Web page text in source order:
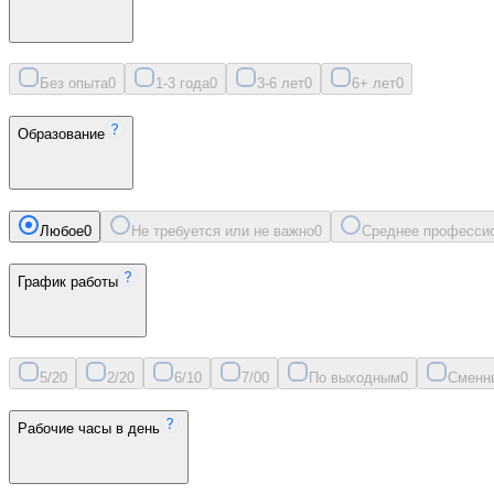
Без опыта0 1-3 года0 3-6 лет0 6+ лет0
Образование
Любое0 Не требуется или не важно0 Среднее
График работы
5/20 2/20 6/10 7/00 По выходным0
Рабочие часы в день